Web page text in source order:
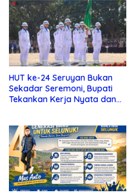
HUT ke-24 Seruyan Bukan
Sekadar Seremoni, Bupati
Tekankan Kerja Nyata dan